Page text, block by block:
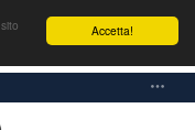
Accetta!